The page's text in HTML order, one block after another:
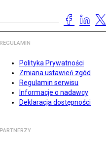
REGULAMIN
Polityka Prywatności
Zmiana ustawień zgód
Regulamin serwisu
Informacje o nadawcy
Deklaracja dostępności
PARTNERZY